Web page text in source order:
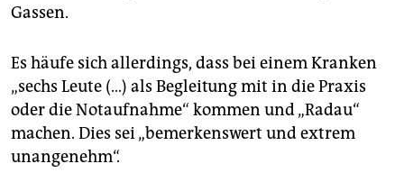
Gassen.
Es häufe sich allerdings, dass bei einem Kranken
„sechs Leute (…) als Begleitung mit in die Praxis
oder die Notaufnahme“ kommen und „Radau“
machen. Dies sei „bemerkenswert und extrem
unangenehm“.